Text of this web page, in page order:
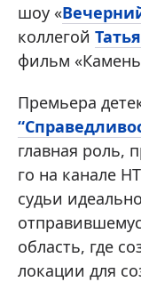
шоу «
коллегой
фильм
Премьера
главная роль,
го на канале
судьи
область, где
локации для